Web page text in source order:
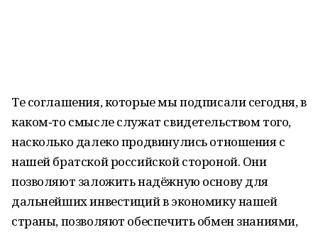
Те соглашения, которые мы подписали сегодня, в
каком‑то смысле служат свидетельством того,
насколько далеко продвинулись отношения с
нашей братской российской стороной. Они
позволяют заложить надёжную основу для
дальнейших инвестиций в экономику нашей
страны, позволяют обеспечить обмен знаниями,